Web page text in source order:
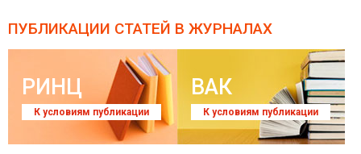
ПУБЛИКАЦИИ СТАТЕЙ В ЖУРНАЛАХ
РИНЦ
К условиям публикации
ВАК
К условиям публикации